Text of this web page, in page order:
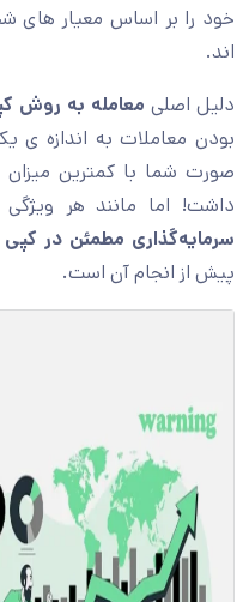
خود را بر اساس معیار های
اند.
دلیل اصلی معامله به روش
بودن معاملات به اندازه ی
صورت شما با کمترین میزان
داشت! اما مانند هر ویژگی
سرمایه‌گذاری مطمئن در
پیش از انجام آن است.